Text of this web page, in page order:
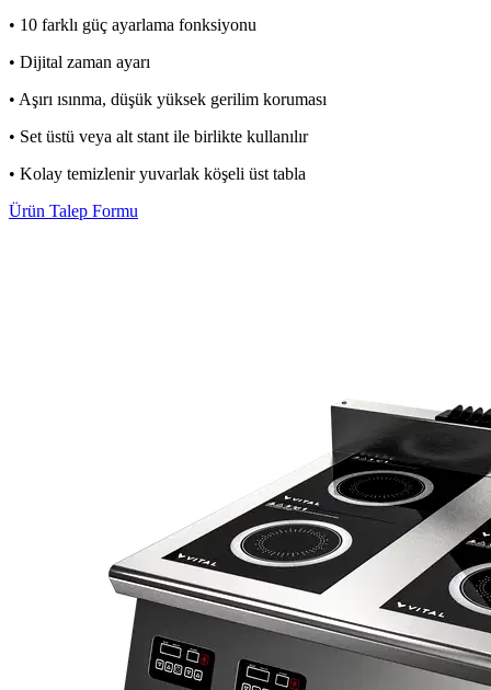
• 10 farklı güç ayarlama fonksiyonu
• Dijital zaman ayarı
• Aşırı ısınma, düşük yüksek gerilim koruması
• Set üstü veya alt stant ile birlikte kullanılır
• Kolay temizlenir yuvarlak köşeli üst tabla
Ürün Talep Formu